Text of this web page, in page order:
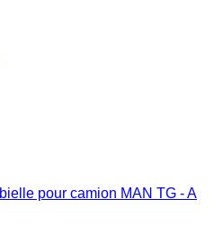
bielle pour camion MAN TG - A